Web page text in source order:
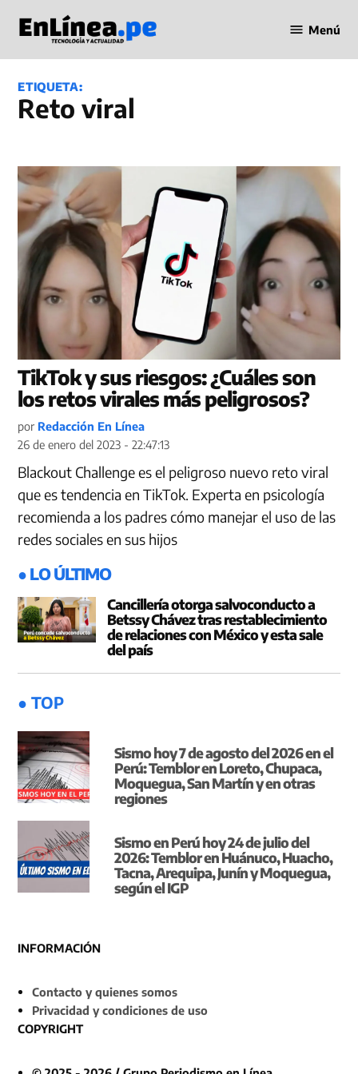
contenido
en Línea
Menú
ETIQUETA:
reto viral
TikTok y sus riesgos: ¿Cuáles son
los retos virales más peligrosos?
por Redacción En Línea
26 de enero del 2023 - 22:47:13
Blackout Challenge es el peligroso nuevo reto viral
que es tendencia en TikTok. Experta en psicología
recomienda a los padres cómo manejar el uso de las
redes sociales en sus hijos
● LO ÚLTIMO
Cancillería otorga salvoconducto a
Betssy Chávez tras restablecimiento
de relaciones con México y esta sale
del país
● TOP
Sismo hoy 7 de agosto del 2026 en el
Perú: Temblor en Loreto, Chupaca,
Moquegua, San Martín y en otras
regiones
Sismo en Perú hoy 24 de julio del
2026: Temblor en Huánuco, Huacho,
Tacna, Arequipa, Junín y Moquegua,
según el IGP
INFORMACIÓN
Contacto y quienes somos
Privacidad y condiciones de uso
COPYRIGHT